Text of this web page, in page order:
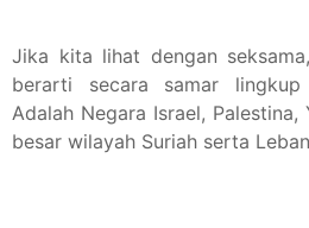
Jika kita lihat dengan
berarti secara samar
Adalah Negara Israel, Palestina,
besar wilayah Suriah serta